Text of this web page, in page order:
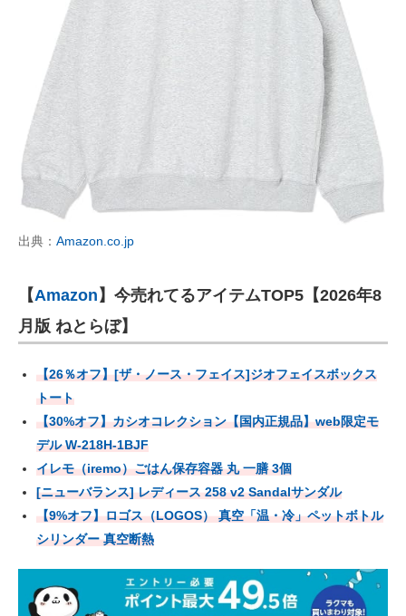
出典： Amazon.co.jp
【Amazon 】今売れてるアイテムTOP5【2026年8
月版 ねとらぼ】
【26％オフ】[ザ・ノース・フェイス]ジオフェイスボックス
トート
【30%オフ】カシオコレクション【国内正規品】web限定モ
デル W-218H-1BJF
イレモ（iremo）ごはん保存容器 丸 一膳 3個
[ニューバランス] レディース 258 v2 Sandalサンダル
【9%オフ】ロゴス（LOGOS） 真空「温・冷」ペットボトル
シリンダー 真空断熱